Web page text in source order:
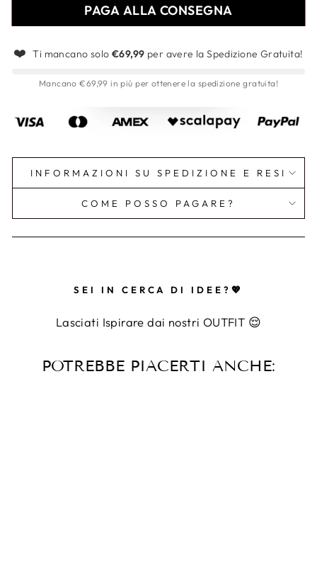
PAGA ALLA CONSEGNA
❤️ Ti mancano solo €69,99 per avere la Spedizione Gratuita!
Mancano €69,99 in più per ottenere la spedizione gratuita!
INFORMAZIONI SU SPEDIZIONE E RESI
COME POSSO PAGARE?
SEI IN CERCA DI IDEE?💖
Lasciati Ispirare dai nostri OUTFIT 😌
POTREBBE PIACERTI ANCHE: